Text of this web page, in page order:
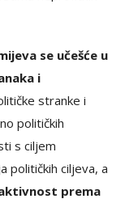
se učešće u
i
stranke i
političkih
s ciljem
političkih ciljeva, a
prema